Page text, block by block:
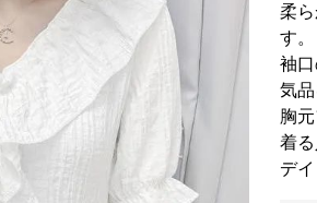
柔
す。
袖
気品
胸
着る
デ